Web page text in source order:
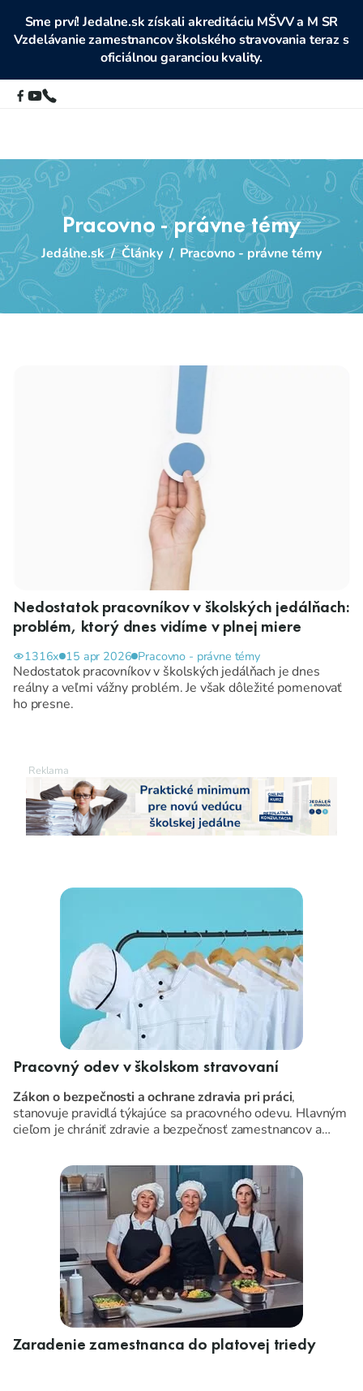
Sme prví! Jedalne.sk získali akreditáciu MŠVV a M SR
Vzdelávanie zamestnancov školského stravovania teraz s
oficiálnou garanciou kvality.
Pracovno - právne témy
Jedálne.sk / Články / Pracovno - právne témy
Nedostatok pracovníkov v školských jedálňach:
problém, ktorý dnes vidíme v plnej miere
1316x 15 apr 2026 Pracovno - právne témy
Nedostatok pracovníkov v školských jedálňach je dnes
reálny a veľmi vážny problém. Je však dôležité pomenovať
ho presne.
Pracovný odev v školskom stravovaní
Zákon o bezpečnosti a ochrane zdravia pri práci,
stanovuje pravidlá týkajúce sa pracovného odevu. Hlavným
cieľom je chrániť zdravie a bezpečnosť zamestnancov a
oblečenia.
Zaradenie zamestnanca do platovej triedy